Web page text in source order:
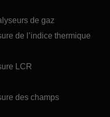
de gaz
de l’indice thermique
LCR
des champs